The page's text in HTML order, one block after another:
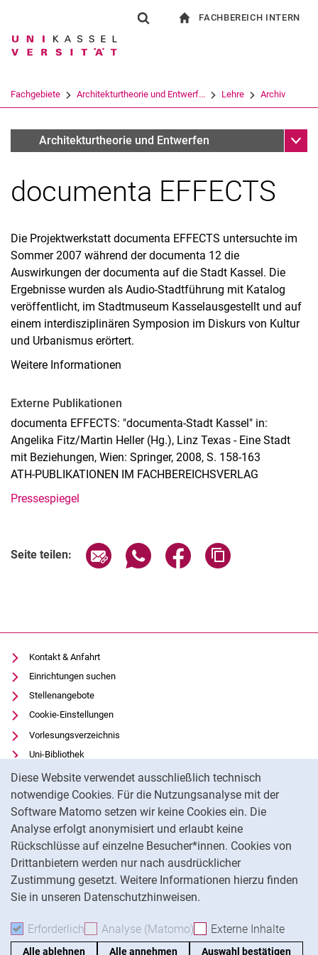
Springe direkt zu: Inhalt
Springe direkt zu: Suche
Springe direkt zu:
Diese Website verwendet ausschließlich technisch
notwendige Cookies. Für die Nutzungsanalyse mit der
Software Matomo setzen wir keine Cookies ein. Die
Analyse erfolgt anonymisiert und erlaubt keine
Rückschlüsse auf einzelne Besucher*innen. Cookies von
Drittanbietern werden nur nach ausdrücklicher
Zustimmung gesetzt. Weitere Informationen hierzu finden
Sie in unseren Datenschutzhinweisen.
Erforderlich Erforderliche Cookies akzeptieren
Analyse (Matomo) Analyse-Cookies
Externe Inhalte
Alle ablehnen Alle annehmen Auswahl bestätigen
Suchbegriff
Suchen (öffnet externen Link in einem
FACHBEREICH INTERN
Fachgebiete Architekturtheorie und Entwerf... Lehre Archiv
Lehrangebot 2006-2008
Architekturtheorie und Entwerfen
Netzwerke der NS-Verfolgung 1933-45 –Topografie und Netzwerk
des NS-Terrors im Straßenraum sichtbar machen.
Just can't get enough
Vortragsreihe des Transdisziplinären Zentrums für
Ausstellungsstudien TRACES
Raumkonzepte - Ortsbegehungen 3.Räume postmigrantische
Gesellschaft in Kassel
Islam in the Post-Secular City: Digital Negotiations of Visibility in
German Public Spaces
Theorien des Bestands
Archiv
WS 25/26
WS 24/25
WS 2023/24
documenta EFFECTS
Die Projektwerkstatt documenta EFFECTS untersuchte im
Sommer 2007 während der documenta 12 die
Auswirkungen der documenta auf die Stadt Kassel. Die
Ergebnisse wurden als Audio-Stadtführung mit Katalog
veröffentlicht, im Stadtmuseum Kasselausgestellt und auf
einem interdisziplinären Symposion im Diskurs von Kultur
und Urbanismus erörtert.
Weitere Informationen
Externe Publikationen
documenta EFFECTS: "documenta-Stadt Kassel" in:
Angelika Fitz/Martin Heller (Hg.), Linz Texas - Eine Stadt
mit Beziehungen, Wien: Springer, 2008, S. 158-163
ATH-PUBLIKATIONEN IM FACHBEREICHSVERLAG
Pressespiegel
Seite teilen: Seite über E-Mail teilen
Seite über WhatsApp teilen
Seite über Facebook
Kontakt & Anfahrt
Einrichtungen suchen
Stellenangebote
Cookie-Einstellungen
Vorlesungsverzeichnis
Uni-Bibliothek
Moodle
Panopto
Datenschutz
Barrierefreiheit
Transparenter KI-Einsatz